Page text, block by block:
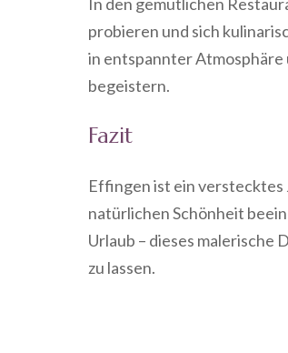
probieren und sich
in entspannter Atmosphäre
begeistern.
Fazit
Effingen ist ein verstecktes
natürlichen Schönheit
Urlaub – dieses malerische
zu lassen.